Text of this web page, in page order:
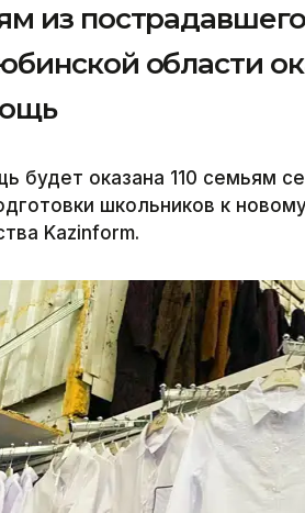
из
области
будет оказана 110 семьям
школьников к
Kazinform.